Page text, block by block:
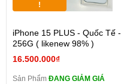
!
iPhone 15 PLUS - Quốc Tế -
256G ( likenew 98% )
16.500.000₫
Sản Phẩm ĐANG GIẢM GIÁ